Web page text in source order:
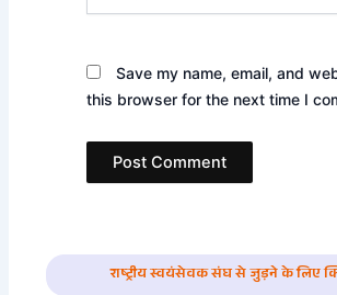
Save my name, email, and
this browser for the next time I
राष्ट्रीय स्वयंसेवक संघ से जुड़ने के लिए